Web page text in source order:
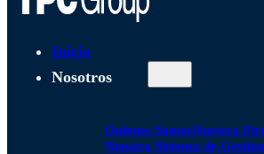
Inicio
Nosotros
Quienes SomosNuestra
Nuestro Sistema de